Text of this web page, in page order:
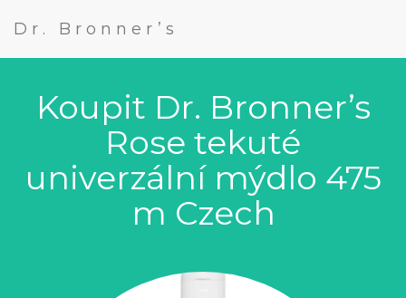
Dr. Bronner’s
Koupit Dr. Bronner’s
Rose tekuté
univerzální mýdlo 475
m Czech